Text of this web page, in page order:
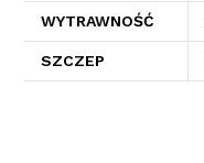
WYTRAWNOŚĆ
SZCZEP